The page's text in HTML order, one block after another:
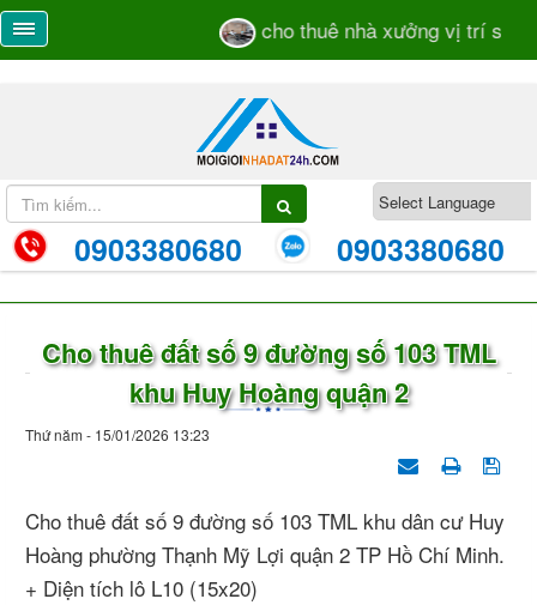
cho thuê nhà xưởng vị trí sát
0903380680 0903380680
Cho thuê đất số 9 đường số 103 TML
khu Huy Hoàng quận 2
Thứ năm - 15/01/2026 13:23
Cho thuê đất số 9 đường số 103 TML khu dân cư Huy
Hoàng phường Thạnh Mỹ Lợi quận 2 TP Hồ Chí Minh.
+ Diện tích lô L10 (15x20)